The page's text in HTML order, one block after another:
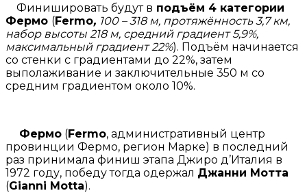
Финишировать будут в подъём 4 категории
Фермо (Fermo, 100 – 318 м, протяжённость 3,7 км,
набор высоты 218 м, средний градиент 5,9%,
максимальный градиент 22%). Подъём начинается
со стенки с градиентами до 22%, затем
выполаживание и заключительные 350 м со
средним градиентом около 10%.
Фермо (Fermo, административный центр
провинции Фермо, регион Марке) в последний
раз принимала финиш этапа Джиро д’Италия в
1972 году, победу тогда одержал Джанни Мотта
(Gianni Motta).